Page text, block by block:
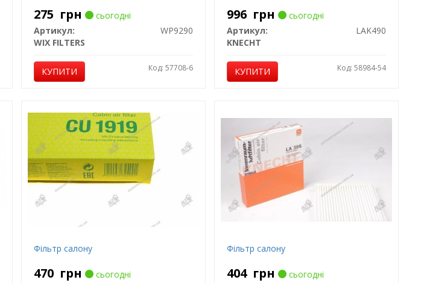
275 грн
сьогодні
Артикул:
WP9290
WIX FILTERS
КУПИТИ Код: 57708-6
996 грн
сьогодні
Артикул:
LAK490
KNECHT
КУПИТИ Код: 58984-54
Фільтр салону
470 грн
сьогодні
Фільтр салону
404 грн
сьогодні